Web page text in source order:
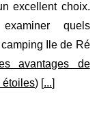
excellent choix.
quels
Ile de Ré
avantages de
étoiles) [...]